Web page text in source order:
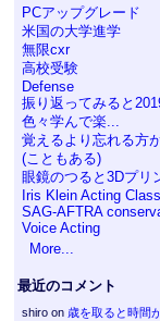
PCアップグレード
米国の大学進学
無限cxr
高校受験
Defense
振り返ってみると
色々学んで楽...
覚えるより忘れる方
(こともある)
眼鏡のつると3Dプリ
Iris Klein Acting Class
SAG-AFTRA
Voice Acting
More...
最近のコメント
shiro on 歳を取ると時間